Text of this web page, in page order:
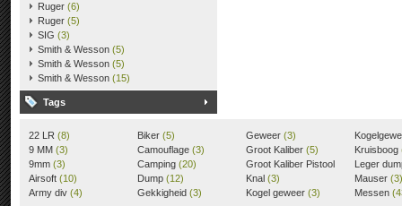
Ruger (6)
Ruger (5)
SIG (3)
Smith & Wesson (5)
Smith & Wesson (5)
Smith & Wesson (15)
Tags
22 LR (8)
9 MM (3)
9mm (3)
Airsoft (10)
Army div (4)
Biker (5)
Camouflage (3)
Camping (20)
Dump (12)
Gekkigheid (3)
Geweer (3)
Groot Kaliber (5)
Groot Kaliber Pistool
(3)
Knal (3)
Kogel geweer (3)
Kruisboog
Leger
Mauser (3)
Messen